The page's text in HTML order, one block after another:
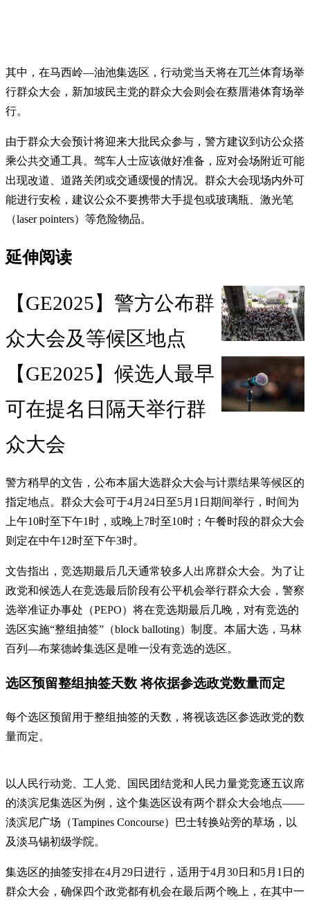
其中，在马西岭—油池集选区，行动党当天将在兀兰体育场举
行群众大会，新加坡民主党的群众大会则会在蔡厝港体育场举
行。
由于群众大会预计将迎来大批民众参与，警方建议到访公众搭
乘公共交通工具。驾车人士应该做好准备，应对会场附近可能
出现改道、道路关闭或交通缓慢的情况。群众大会现场内外可
能进行安检，建议公众不要携带大手提包或玻璃瓶、激光笔
（laser pointers）等危险物品。
延伸阅读
【GE2025】警方公布群
众大会及等候区地点
【GE2025】候选人最早
可在提名日隔天举行群
众大会
警方稍早的文告，公布本届大选群众大会与计票结果等候区的
指定地点。群众大会可于4月24日至5月1日期间举行，时间为
上午10时至下午1时，或晚上7时至10时；午餐时段的群众大会
则定在中午12时至下午3时。
文告指出，竞选期最后几天通常较多人出席群众大会。为了让
政党和候选人在竞选最后阶段有公平机会举行群众大会，警察
选举准证办事处（PEPO）将在竞选期最后几晚，对有竞选的
选区实施“整组抽签”（block balloting）制度。本届大选，马林
百列—布莱德岭集选区是唯一没有竞选的选区。
选区预留整组抽签天数 将依据参选政党数量而定
每个选区预留用于整组抽签的天数，将视该选区参选政党的数
量而定。
以人民行动党、工人党、国民团结党和人民力量党竞逐五议席
的淡滨尼集选区为例，这个集选区设有两个群众大会地点——
淡滨尼广场（Tampines Concourse）巴士转换站旁的草场，以
及淡马锡初级学院。
集选区的抽签安排在4月29日进行，适用于4月30日和5月1日的
群众大会，确保四个政党都有机会在最后两个晚上，在其中一